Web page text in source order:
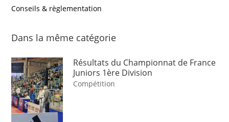
Conseils & règlementation
Dans la même catégorie
Résultats du Championnat de France
Juniors 1ère Division
Compétition